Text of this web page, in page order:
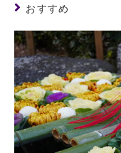
おすすめ